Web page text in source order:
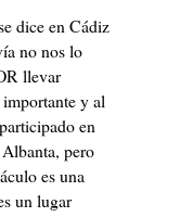
dice en Cádiz
no nos lo
llevar
y al
en
pero
es una
un lugar